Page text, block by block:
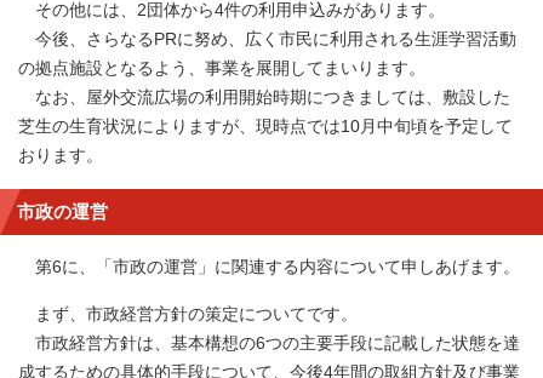
その他には、2団体から4件の利用申込みがあります。
今後、さらなるPRに努め、広く市民に利用される生涯学習活動
の拠点施設となるよう、事業を展開してまいります。
なお、屋外交流広場の利用開始時期につきましては、敷設した
芝生の生育状況によりますが、現時点では10月中旬頃を予定して
おります。
市政の運営
第6に、「市政の運営」に関連する内容について申しあげます。
まず、市政経営方針の策定についてです。
市政経営方針は、基本構想の6つの主要手段に記載した状態を達
成するための具体的手段について、今後4年間の取組方針及び事業